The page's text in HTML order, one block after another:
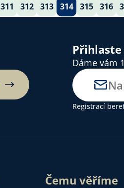
311 312 313 314 315 316
Dáme vám
Registrací
Čemu věříme